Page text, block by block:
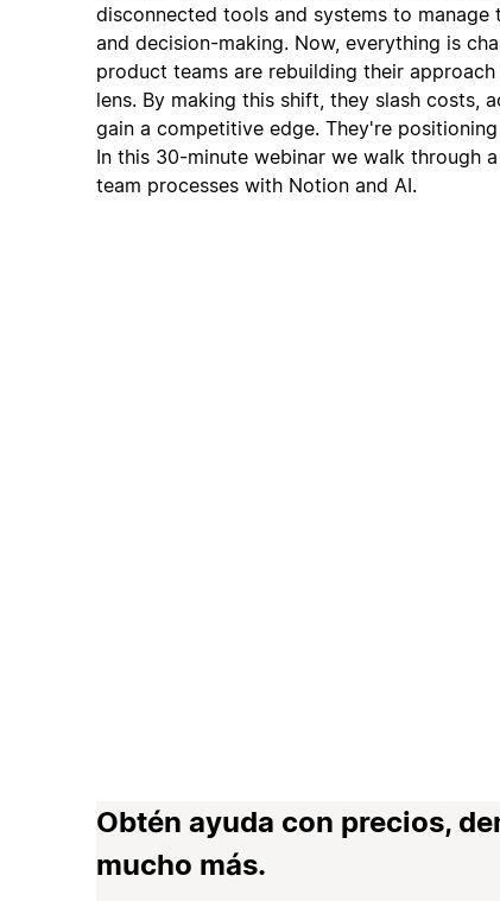
disconnected tools and systems to
and decision-making. Now, everything is
product teams are rebuilding their
lens. By making this shift, they slash costs,
gain a competitive edge. They're
In this 30-minute webinar we walk through
team processes with Notion and AI.
Obtén ayuda con precios,
mucho más.